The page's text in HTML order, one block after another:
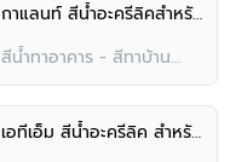
กาแลนท์ สีน้ำอะครีลิคสำหรับภายใน
สีน้ำทาอาคาร - สีทาบ้าน
ภายนอก
เอทีเอ็ม สีน้ำอะครีลิค สำหรับภายใน